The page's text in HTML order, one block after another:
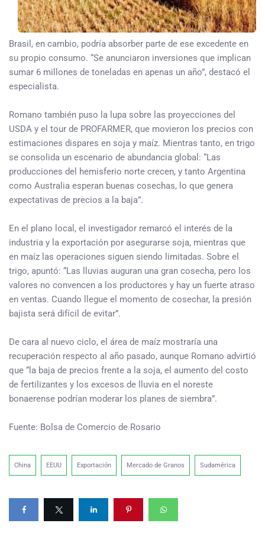
Brasil, en cambio, podría absorber parte de ese excedente en
su propio consumo. “Se anunciaron inversiones que implican
sumar 6 millones de toneladas en apenas un año”, destacó el
especialista.
Romano también puso la lupa sobre las proyecciones del
USDA y el tour de PROFARMER, que movieron los precios con
estimaciones dispares en soja y maíz. Mientras tanto, en trigo
se consolida un escenario de abundancia global: “Las
producciones del hemisferio norte crecen, y tanto Argentina
como Australia esperan buenas cosechas, lo que genera
expectativas de precios a la baja”.
En el plano local, el investigador remarcó el interés de la
industria y la exportación por asegurarse soja, mientras que
en maíz las operaciones siguen siendo limitadas. Sobre el
trigo, apuntó: “Las lluvias auguran una gran cosecha, pero los
valores no convencen a los productores y hay un fuerte atraso
en ventas. Cuando llegue el momento de cosechar, la presión
bajista será difícil de evitar”.
De cara al nuevo ciclo, el área de maíz mostraría una
recuperación respecto al año pasado, aunque Romano advirtió
que “la baja de precios frente a la soja, el aumento del costo
de fertilizantes y los excesos de lluvia en el noreste
bonaerense podrían moderar los planes de siembra”.
Fuente: Bolsa de Comercio de Rosario
China EEUU Exportación Mercado de Granos Sudamérica